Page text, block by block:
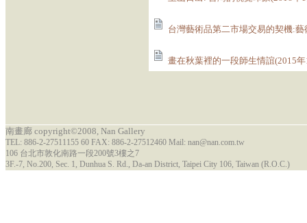
台灣藝術品第二市場交易的契機:
畫在秋葉裡的一段師生情誼(2015
南畫廊 copyright©2008, Nan Gallery
TEL: 886-2-27511155 60 FAX: 886-2-27512460 Mail: nan@nan.com.tw
106 台北市敦化南路一段200號3樓之7
3F.-7, No.200, Sec. 1, Dunhua S. Rd., Da-an District, Taipei City 106, Taiwan (R.O.C.)